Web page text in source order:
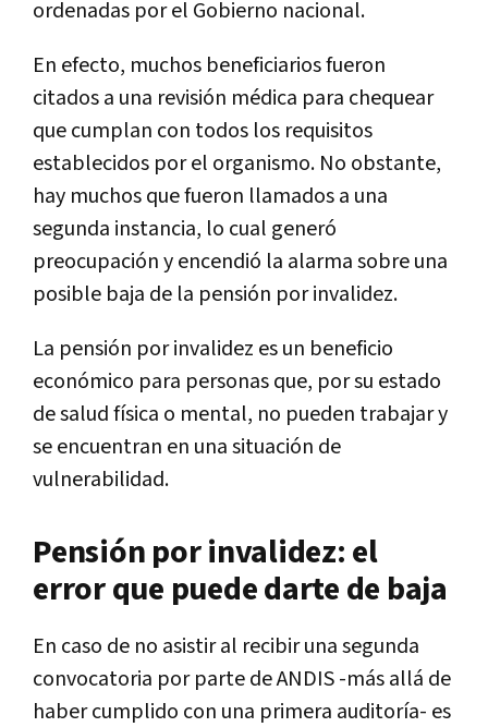
ordenadas por el Gobierno nacional.
En efecto, muchos beneficiarios fueron
citados a una revisión médica para chequear
que cumplan con todos los requisitos
establecidos por el organismo. No obstante,
hay muchos que fueron llamados a una
segunda instancia, lo cual generó
preocupación y encendió la alarma sobre una
posible baja de la pensión por invalidez.
La pensión por invalidez es un beneficio
económico para personas que, por su estado
de salud física o mental, no pueden trabajar y
se encuentran en una situación de
vulnerabilidad.
Pensión por invalidez: el
error que puede darte de baja
En caso de no asistir al recibir una segunda
convocatoria por parte de ANDIS -más allá de
haber cumplido con una primera auditoría- es